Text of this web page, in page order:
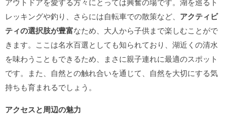
レッキングや釣り、さらには自転車での散策など、 アクティビ
ティの選択肢が豊富なため、大人から子供まで楽しむことがで
きます。ここは名水百選としても知られており、湖近くの清水
を味わうこともできるため、まさに親子連れに最適のスポット
です。また、自然との触れ合いを通じて、自然を大切にする気
持ちも育まれるでしょう。
アクセスと周辺の魅力